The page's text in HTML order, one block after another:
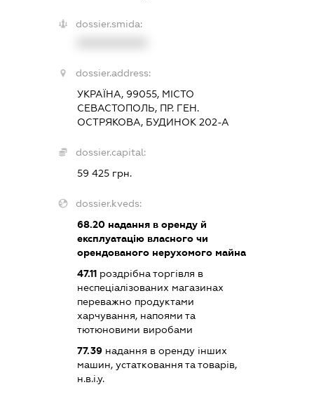
dossier.smida:
dossier.address:
УКРАЇНА, 99055, МІСТО
СЕВАСТОПОЛЬ, ПР. ГЕН.
ОСТРЯКОВА, БУДИНОК 202-А
dossier.capital:
59 425 грн.
dossier.kveds:
68.20надання в оренду й
експлуатацію власного чи
орендованого нерухомого майна
47.11роздрібна торгівля в
неспеціалізованих магазинах
переважно продуктами
харчування, напоями та
тютюновими виробами
77.39надання в оренду інших
машин, устатковання та товарів,
н.в.і.у.